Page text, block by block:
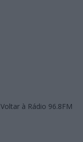
Voltar à Rádio 96.8FM